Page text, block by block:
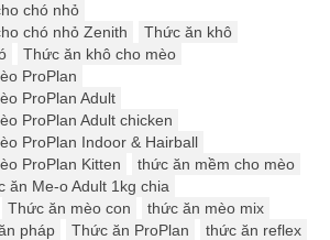
chó nhỏ
chó nhỏ Zenith
Thức ăn khô
Thức ăn khô cho mèo
ProPlan
ProPlan Adult
ProPlan Adult chicken
ProPlan Indoor & Hairball
ProPlan Kitten
thức ăn mềm cho mèo
ăn Me-o Adult 1kg chia
Thức ăn mèo con
thức ăn mèo mix
pháp Thức ăn ProPlan
thức ăn reflex